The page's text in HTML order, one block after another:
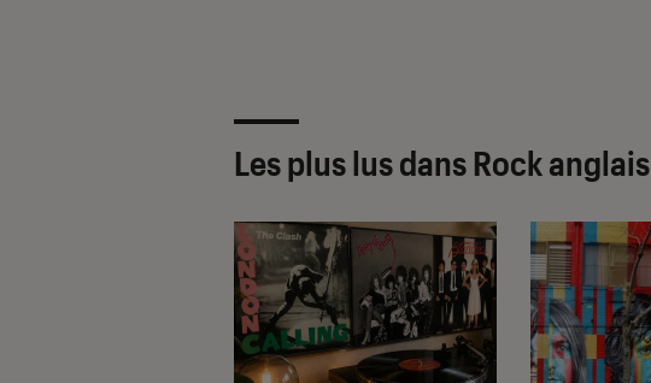
Les plus lus dans Rock anglais